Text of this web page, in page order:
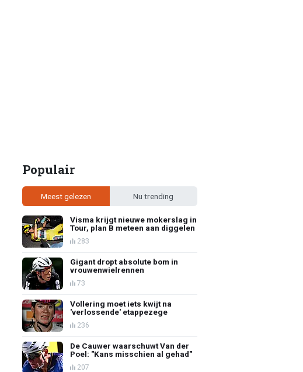
Populair
Meest gelezen Nu trending
Visma krijgt nieuwe mokerslag in
Tour, plan B meteen aan diggelen
283
Gigant dropt absolute bom in
vrouwenwielrennen
73
Vollering moet iets kwijt na
'verlossende' etappezege
236
De Cauwer waarschuwt Van der
Poel: "Kans misschien al gehad"
207